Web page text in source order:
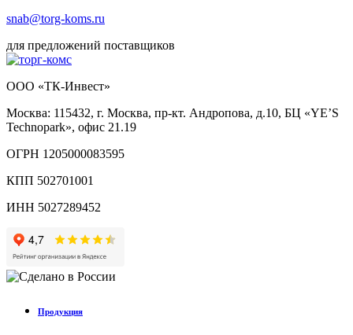
snab@torg-koms.ru
для предложений поставщиков
ООО «ТК-Инвест»
Москва: 115432, г. Москва, пр-кт. Андропова, д.10, БЦ «YE’S
Technopark», офис 21.19
ОГРН 1205000083595
КПП 502701001
ИНН 5027289452
Продукция